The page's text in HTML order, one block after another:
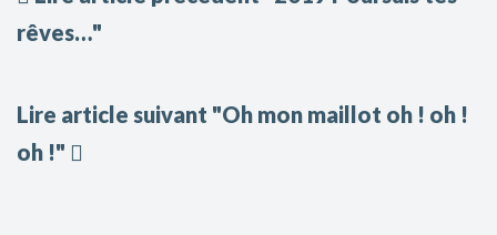
rêves…"
Lire article suivant "Oh mon maillot oh ! oh !
oh !"